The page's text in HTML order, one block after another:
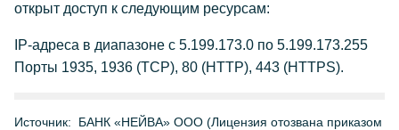
открыт доступ к следующим ресурсам:
IP-адреса в диапазоне с 5.199.173.0 по 5.199.173.255
Порты 1935, 1936 (TCP), 80 (HTTP), 443 (HTTPS).
Источник:
БАНК «НЕЙВА» ООО (Лицензия отозвана приказом